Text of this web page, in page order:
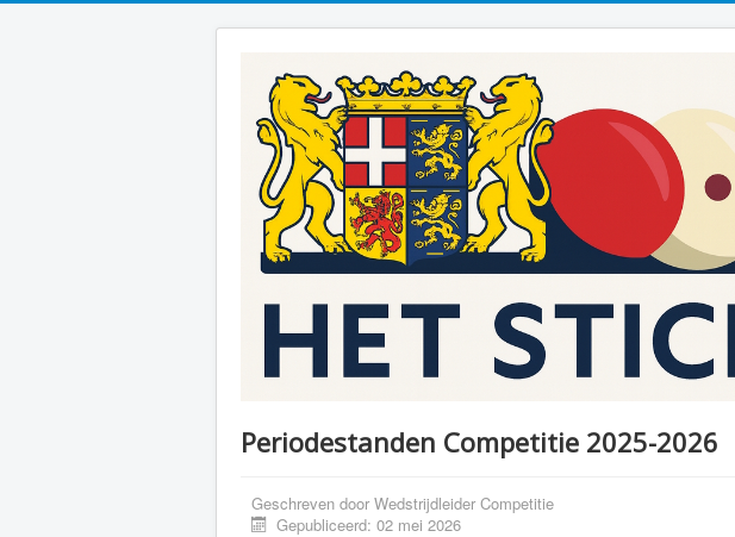
Periodestanden Competitie 2025-2026
Geschreven door Wedstrijdleider Competitie
Gepubliceerd: 02 mei 2026